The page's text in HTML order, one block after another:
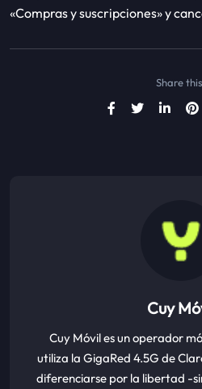
«Compras y suscripciones» y
Share
Cuy
Cuy Móvil es un operador
utiliza la GigaRed 4.5G de
diferenciarse por la libertad -